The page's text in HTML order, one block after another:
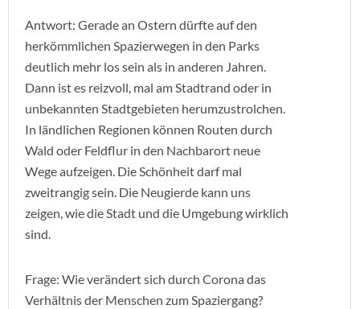
Antwort: Gerade an Ostern dürfte auf den
herkömmlichen Spazierwegen in den Parks
deutlich mehr los sein als in anderen Jahren.
Dann ist es reizvoll, mal am Stadtrand oder in
unbekannten Stadtgebieten herumzustrolchen.
In ländlichen Regionen können Routen durch
Wald oder Feldflur in den Nachbarort neue
Wege aufzeigen. Die Schönheit darf mal
zweitrangig sein. Die Neugierde kann uns
zeigen, wie die Stadt und die Umgebung wirklich
sind.
Frage: Wie verändert sich durch Corona das
Verhältnis der Menschen zum Spaziergang?